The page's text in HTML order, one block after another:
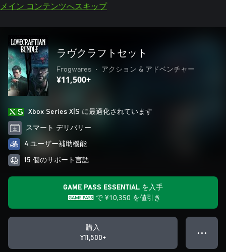
メイン コンテンツへスキップ
ラヴクラフトセット
Frogwares • アクション & アドベンチャー
¥11,500+
Xbox Series X|S に最適化されています
スマート デリバリー
4 ユーザー補助機能
15 個のサポート言語
GAME PASS ESSENTIAL を入手
で ¥10,350 を値引き
購入
¥11,500+
● ● ●